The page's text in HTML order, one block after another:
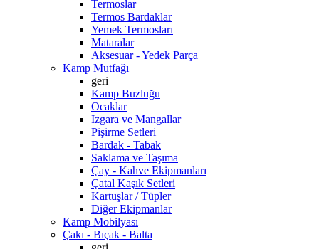
Termoslar
Termos Bardaklar
Yemek Termosları
Mataralar
Aksesuar - Yedek Parça
Kamp Mutfağı
geri
Kamp Buzluğu
Ocaklar
Izgara ve Mangallar
Pişirme Setleri
Bardak - Tabak
Saklama ve Taşıma
Çay - Kahve Ekipmanları
Çatal Kaşık Setleri
Kartuşlar / Tüpler
Diğer Ekipmanlar
Kamp Mobilyası
Çakı - Bıçak - Balta